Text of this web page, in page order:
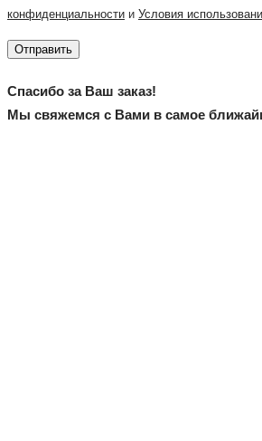
конфиденциальности и Условия
Отправить
Спасибо за Ваш заказ!
Мы свяжемся с Вами в самое